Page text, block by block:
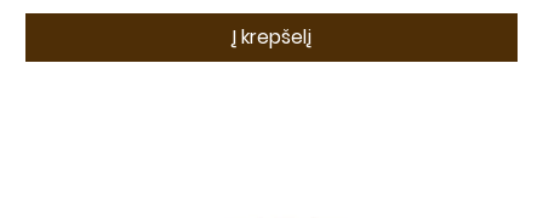
Į krepšelį